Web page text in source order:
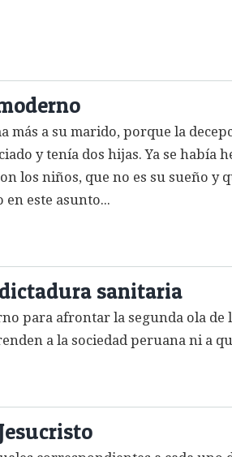
a su marido, porque la
y tenía dos hijas. Ya se
los niños, que no es su sueño y
este asunto...
sanitaria
para afrontar la segunda ola
a la sociedad peruana ni a